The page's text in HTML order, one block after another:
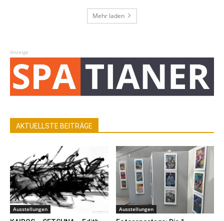
Mehr laden
Anzeige
AKTUELLSTE BEITRÄGE
Ausstellungen Ausstellungen